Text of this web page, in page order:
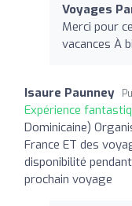
Voyages
Merci pour
vacances À
Isaure Paunney
Expérience
Dominicaine)
France ET des
disponibilité
prochain voyage